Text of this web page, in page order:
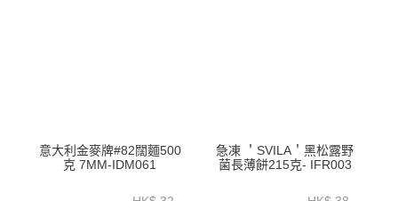
意大利金麥牌#82闊麵500
克 7MM-IDM061
急凍 ＇SVILA＇黑松露野
菌長薄餅215克- IFR003